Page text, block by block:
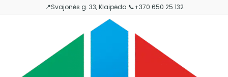
📍Svajonės g. 33, Klaipėda 📞+370 650 25 132